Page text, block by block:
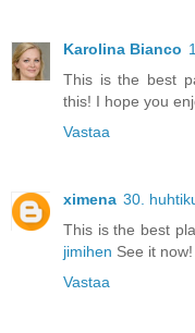
Karolina Bianco
This is the best
this! I hope you
Vastaa
ximena 30.
This is the best
jimihen See it
Vastaa